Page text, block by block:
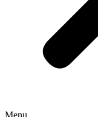
Menu